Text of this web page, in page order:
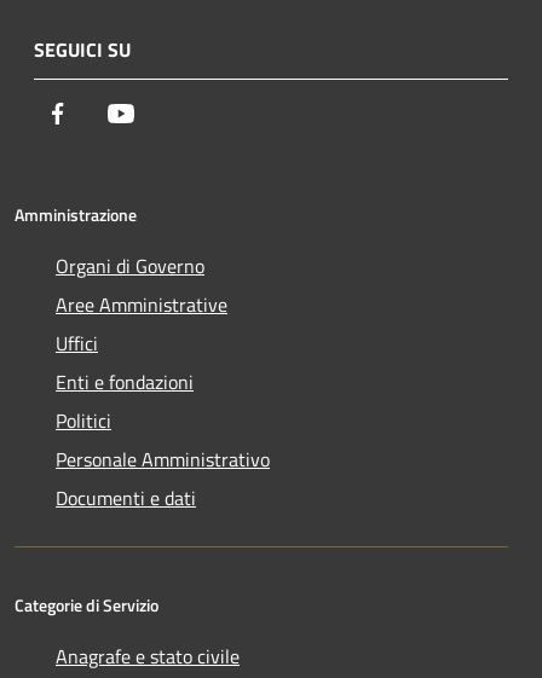
SEGUICI SU
Facebook
Amministrazione
Organi di Governo
Aree Amministrative
Uffici
Enti e fondazioni
Politici
Personale Amministrativo
Documenti e dati
Categorie di Servizio
Anagrafe e stato civile